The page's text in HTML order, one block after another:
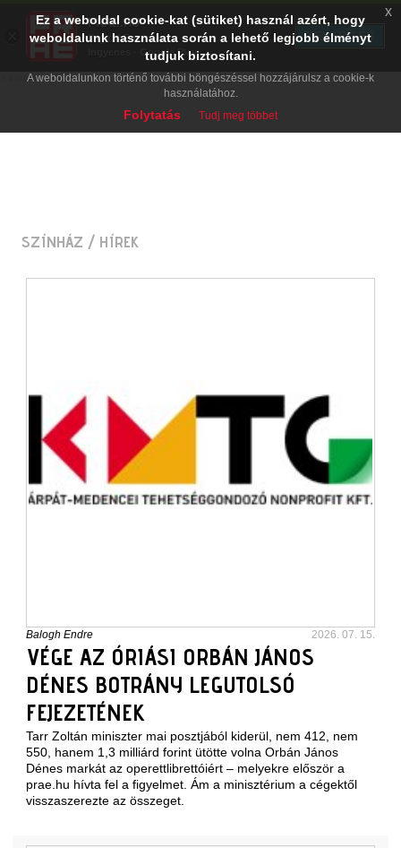
SZÍNHÁZ / HÍREK
Balogh Endre 2026. 07. 15.
VÉGE AZ ÓRIÁSI ORBÁN JÁNOS
DÉNES BOTRÁNY LEGUTOLSÓ
FEJEZETÉNEK
Tarr Zoltán miniszter mai posztjából kiderül, nem 412, nem
550, hanem 1,3 milliárd forint ütötte volna Orbán János
Dénes markát az operettlibrettóiért – melyekre először a
prae.hu hívta fel a figyelmet . Ám a minisztérium a cégektől
visszaszerezte az összeget.
Ez a weboldal cookie-kat (sütiket) használ azért, hogy
weboldalunk használata során a lehető legjobb élményt
tudjuk biztosítani.
A weboldalunkon történő további böngészéssel hozzájárulsz a cookie-k
használatához.
Folytatás Tudj meg többet
x
PRAE.HU
Digital Evolution
Ingyenes - Google Play
TELEPÍTÉS